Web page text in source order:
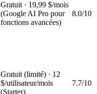
Gratuit · 19,99 $/mois
(Google AI Pro pour
fonctions avancées)
8.0/10
Gratuit (limité) · 12
$/utilisateur/mois
(Starter)
7.7/10